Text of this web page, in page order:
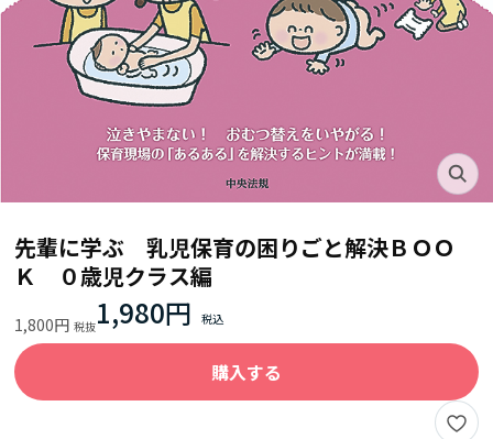
先輩に学ぶ 乳児保育の困りごと解決ＢＯＯ
Ｋ ０歳児クラス編
1,800円 1,980円
購入する